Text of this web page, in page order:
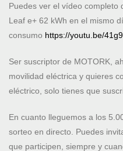
Puedes ver el vídeo completo
Leaf e+ 62 kWh en el mismo
consumo https://youtu.be/
Ser suscriptor de MOTORK,
movilidad eléctrica y quieres
eléctrico, solo tienes que
En cuanto lleguemos a los
sorteo en directo. Puedes
que participen, siempre y